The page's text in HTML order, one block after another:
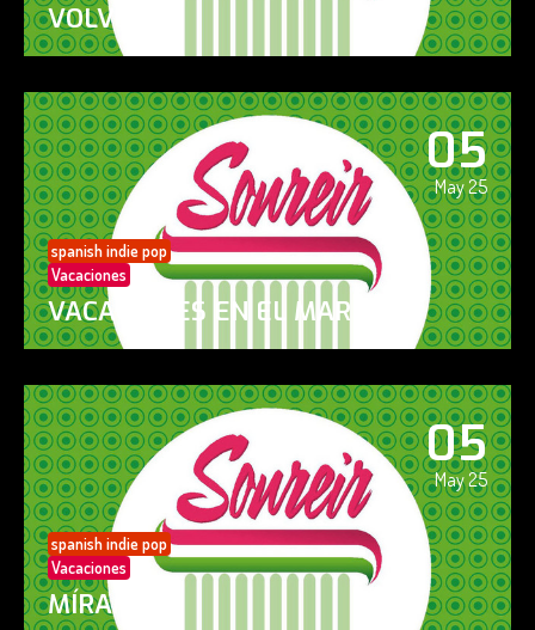
VOLVERÁS
05
May 25
spanish indie pop
Vacaciones
VACACIONES EN EL MAR
05
May 25
spanish indie pop
Vacaciones
MÍRAME